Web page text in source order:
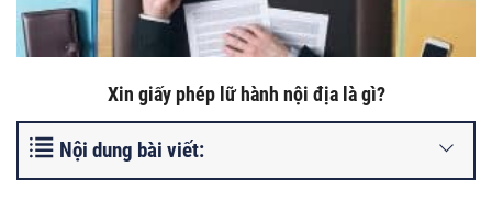
Xin giấy phép lữ hành nội địa là gì?
Nội dung bài viết: